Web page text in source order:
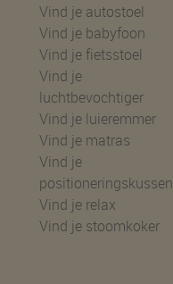
Vind je autostoel
Vind je babyfoon
Vind je fietsstoel
Vind je
luchtbevochtiger
Vind je luieremmer
Vind je matras
Vind je
positioneringskussen
Vind je relax
Vind je stoomkoker